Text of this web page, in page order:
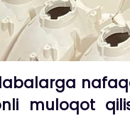
muloqot